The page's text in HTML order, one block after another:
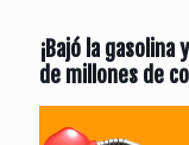
¡Bajó la
de millones de